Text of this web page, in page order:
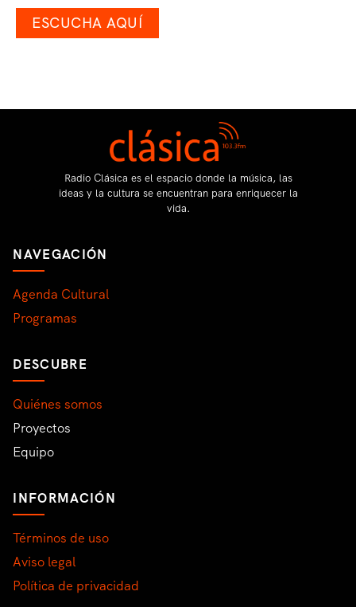
ESCUCHA AQUÍ
Radio Clásica es el espacio donde la música, las
ideas y la cultura se encuentran para enriquecer la
vida.
NAVEGACIÓN
Agenda Cultural
Programas
DESCUBRE
Quiénes somos
Proyectos
Equipo
INFORMACIÓN
Términos de uso
Aviso legal
Política de privacidad